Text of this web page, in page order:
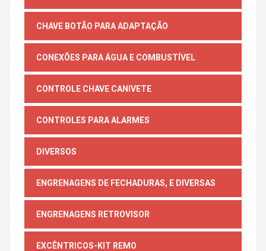
CHAVE BOTÃO PARA ADAPTAÇÃO
CONEXÕES PARA ÁGUA E COMBUSTÍVEL
CONTROLE CHAVE CANIVETE
CONTROLES PARA ALARMES
DIVERSOS
ENGRENAGENS DE FECHADURAS, E DIVERSAS
ENGRENAGENS RETROVISOR
EXCÊNTRICOS-KIT REMO